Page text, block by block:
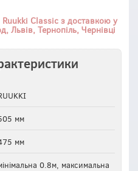
Classic з доставкою у
Львів, Тернопіль, Чернівці
мм
мм
0.8м, максимальна